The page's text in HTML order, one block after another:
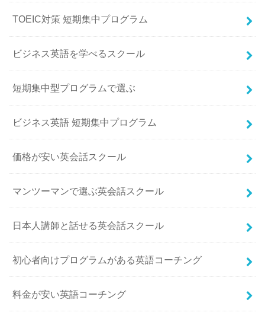
TOEIC対策 短期集中プログラム
ビジネス英語を学べるスクール
短期集中型プログラムで選ぶ
ビジネス英語 短期集中プログラム
価格が安い英会話スクール
マンツーマンで選ぶ英会話スクール
日本人講師と話せる英会話スクール
初心者向けプログラムがある英語コーチング
料金が安い英語コーチング